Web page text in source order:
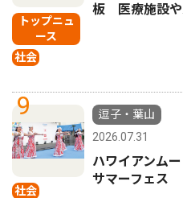
トップニュ
ース
社会
板 医療施設や
9
社会
逗子・葉山
2026.07.31
ハワイアンム
サマーフェス